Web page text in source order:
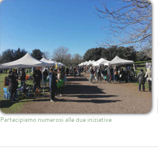
Partecipiamo numerosi alle due iniziative